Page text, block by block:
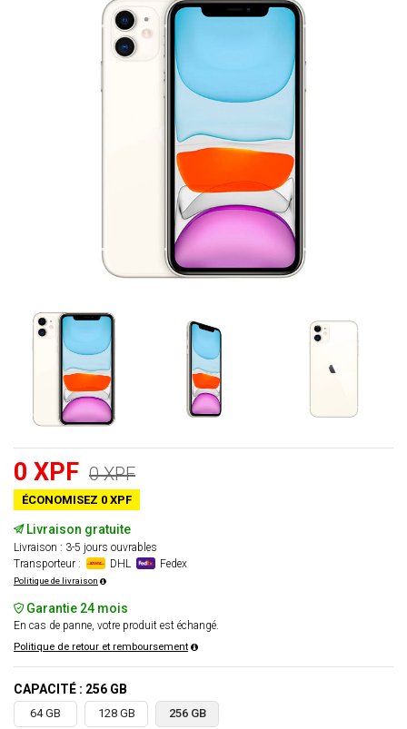
0 XPF 0 XPF
ÉCONOMISEZ 0 XPF
Livraison gratuite
Livraison : 3-5 jours ouvrables
Transporteur :
DHL Fedex
Politique de livraison
Garantie 24 mois
En cas de panne, votre produit est échangé.
Politique de retour et remboursement
CAPACITÉ : 256 GB
64 GB 128 GB 256 GB